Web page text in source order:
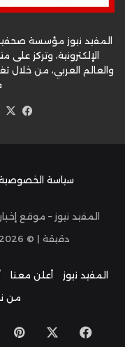
المفيد نيوز مؤسسة صحفية
الإلكترونية، وتركز
والعالم العربي، من خلال
سياسة
المفيد نيوز – موقع
دقيقة | © 2026
المفيد نيوز أعلن معنا
من
فيسبوك